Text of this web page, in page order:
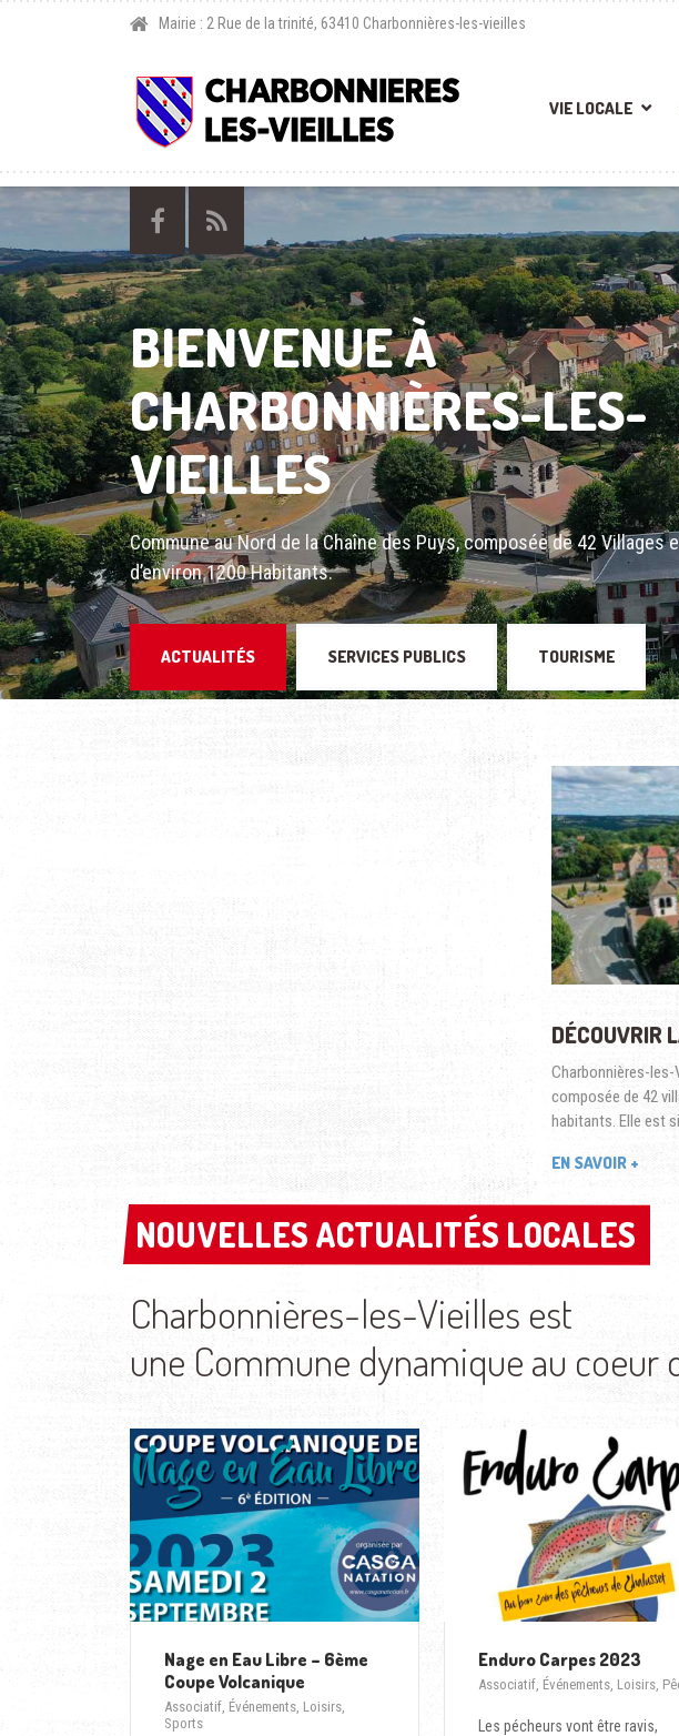
Mairie : 2 Rue de la trinité, 63410 Charbonnières-les-vieilles
VIE LOCALE
BIENVENUE À
CHARBONNIÈRES-LES-
VIEILLES
Commune au Nord de la Chaîne des Puys, composée de 42 Villages
d’environ 1200 Habitants.
ACTUALITÉS SERVICES PUBLICS TOURISME
DÉCOUVRIR
Charbonnières-les-
composée de 42
habitants. Elle est
EN SAVOIR +
NOUVELLES ACTUALITÉS LOCALES
NOUVELLES ACTUALITÉS LOCALES
Charbonnières-les-Vieilles est
une Commune dynamique au coeur
Nage en Eau Libre – 6ème
Coupe Volcanique
Associatif Événements Loisirs
Sports
Enduro Carpes 2023
Associatif Événements Loisirs
Les pécheurs vont être ravis,